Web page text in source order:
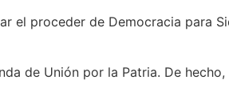
el proceder de Democracia para
de Unión por la Patria. De